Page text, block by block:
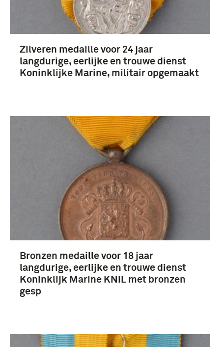
onderscheidingen (175)
grammofoonplaat (166)
Meer
18e eeuw (163)
1901-1950 (151)
1951-2000 (112)
Koninklijke Marine (1905-....) (493)
Koninklijke Marine (458)
Marine (352)
Marine Luchtvaartdienst (1917 - ….) (273)
Zilveren medaille voor 24 jaar
langdurige, eerlijke en trouwe dienst
Koninklijke Marine, militair opgemaakt
Bronzen medaille voor 18 jaar
langdurige, eerlijke en trouwe dienst
Koninklijk Marine KNIL met bronzen
gesp